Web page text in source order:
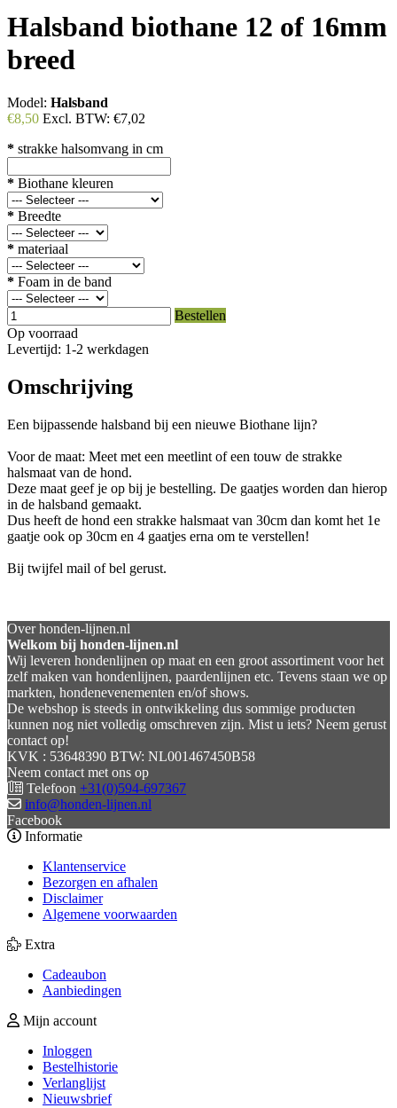
Halsband biothane 12 of 16mm
breed
Model: Halsband
€8,50 Excl. BTW: €7,02
* strakke halsomvang in cm
* Biothane kleuren
* Breedte
* materiaal
* Foam in de band
Bestellen
Op voorraad
Levertijd: 1-2 werkdagen
Omschrijving
Een bijpassende halsband bij een nieuwe Biothane lijn?
Voor de maat: Meet met een meetlint of een touw de strakke
halsmaat van de hond.
Deze maat geef je op bij je bestelling. De gaatjes worden dan hierop
in de halsband gemaakt.
Dus heeft de hond een strakke halsmaat van 30cm dan komt het 1e
gaatje ook op 30cm en 4 gaatjes erna om te verstellen!
Bij twijfel mail of bel gerust.
Over honden-lijnen.nl
Welkom bij honden-lijnen.nl
Wij leveren hondenlijnen op maat en een groot assortiment voor het
zelf maken van hondenlijnen, paardenlijnen etc. Tevens staan we op
markten, hondenevenementen en/of shows.
De webshop is steeds in ontwikkeling dus sommige producten
kunnen nog niet volledig omschreven zijn. Mist u iets? Neem gerust
contact op!
KVK : 53648390 BTW: NL001467450B58
Neem contact met ons op
Telefoon +31(0)594-697367
info@honden-lijnen.nl
Facebook
Informatie
Klantenservice
Bezorgen en afhalen
Disclaimer
Algemene voorwaarden
Extra
Cadeaubon
Aanbiedingen
Mijn account
Inloggen
Bestelhistorie
Verlanglijst
Nieuwsbrief